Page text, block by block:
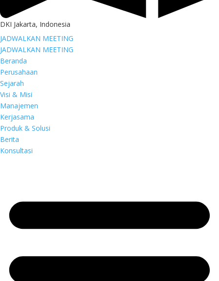
DKI Jakarta, Indonesia
JADWALKAN MEETING
JADWALKAN MEETING
Beranda
Perusahaan
Sejarah
Visi & Misi
Manajemen
Kerjasama
Produk & Solusi
Berita
Konsultasi